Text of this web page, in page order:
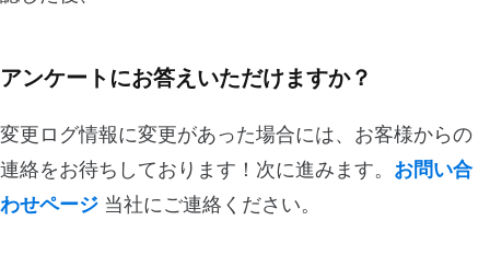
アンケートにお答えいただけますか？
変更ログ情報に変更があった場合には、お客様からの
連絡をお待ちしております！次に進みます。 お問い合
わせページ 当社にご連絡ください。